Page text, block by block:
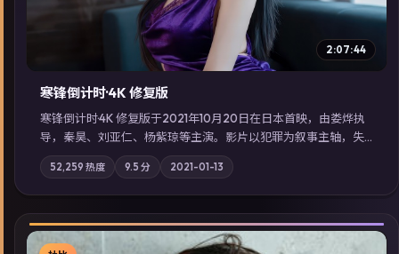
2:07:44
寒锋倒计时·4K 修复版
寒锋倒计时·4K 修复版于2021年10月20日在日本首映，由娄烨执
导，秦昊、刘亚仁、杨紫琼等主演。影片以犯罪为叙事主轴，失
踪人口档案牵出跨国灰色产业链；摄影与配乐强化地域气质；站
内亦可通过「国产免费观看高清电视剧在线看」延展检索同类型
高分佳作，畅享高清在线追剧体验。
52,259 热度 9.5 分 2021-01-13